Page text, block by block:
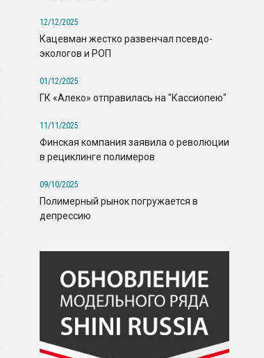
12/12/2025
Кацевман жестко развенчал псевдо-
экологов и РОП
01/12/2025
ГК «Алеко» отправилась на "Кассиопею"
11/11/2025
Финская компания заявила о революции
в рециклинге полимеров
09/10/2025
Полимерный рынок погружается в
депрессию